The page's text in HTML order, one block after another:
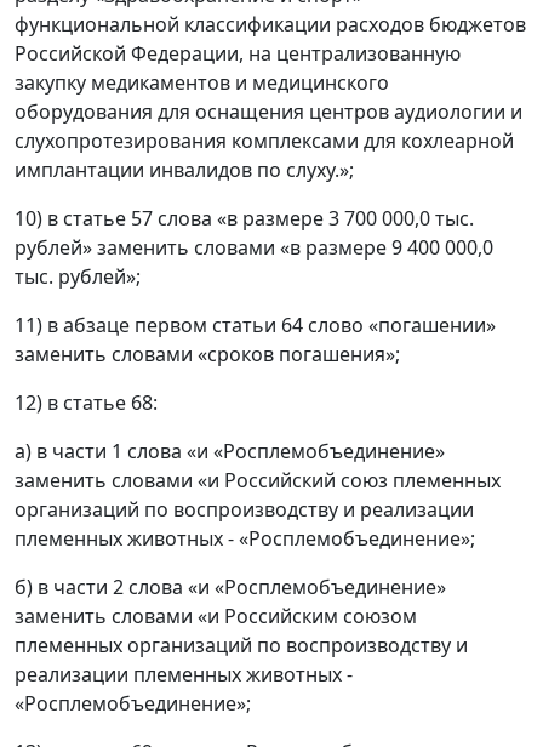
функциональной классификации расходов бюджетов
Российской Федерации, на централизованную
закупку медикаментов и медицинского
оборудования для оснащения центров аудиологии и
слухопротезирования комплексами для кохлеарной
имплантации инвалидов по слуху.»;
10) в статье 57 слова «в размере 3 700 000,0 тыс.
рублей» заменить словами «в размере 9 400 000,0
тыс. рублей»;
11) в абзаце первом статьи 64 слово «погашении»
заменить словами «сроков погашения»;
12) в статье 68:
а) в части 1 слова «и «Росплемобъединение»
заменить словами «и Российский союз племенных
организаций по воспроизводству и реализации
племенных животных - «Росплемобъединение»;
б) в части 2 слова «и «Росплемобъединение»
заменить словами «и Российским союзом
племенных организаций по воспроизводству и
реализации племенных животных -
«Росплемобъединение»;